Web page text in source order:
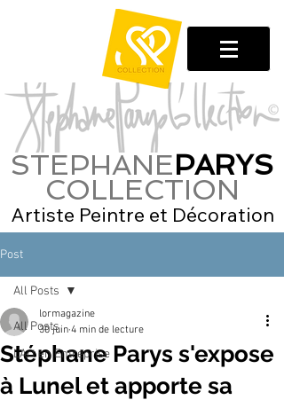
STEPHANEPARYS
COLLECTION
Artiste Peintre et Décoration
Post
All Posts
L'Art en Entreprise
All Posts
Stéphane Parys s'expose
à Lunel et apporte sa
lormagazine
30 juin 4 min de lecture